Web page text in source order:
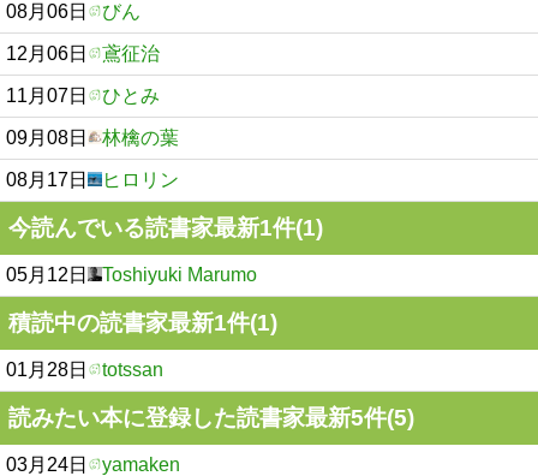
08月06日 びん
12月06日 鳶征治
11月07日 ひとみ
09月08日 林檎の葉
08月17日 ヒロリン
今読んでいる読書家最新1件(1)
05月12日 Toshiyuki Marumo
積読中の読書家最新1件(1)
01月28日 totssan
読みたい本に登録した読書家最新5件(5)
03月24日 yamaken